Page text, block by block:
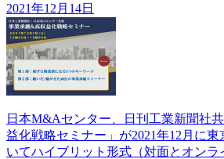
2021年12月14日
日本M&Aセンター、日刊工業新聞社
益化戦略セミナー」が2021年12月に
いてハイブリット形式（対面とオンラ